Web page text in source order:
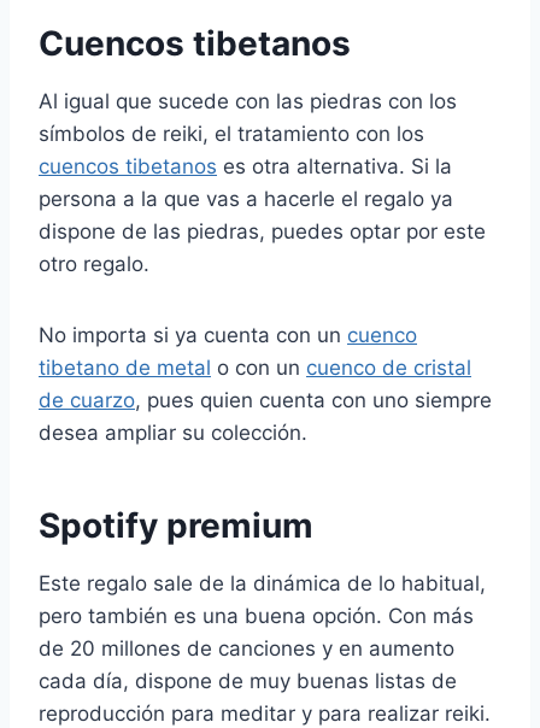
Cuencos tibetanos
Al igual que sucede con las piedras con los
símbolos de reiki, el tratamiento con los
cuencos tibetanos es otra alternativa. Si la
persona a la que vas a hacerle el regalo ya
dispone de las piedras, puedes optar por este
otro regalo.
No importa si ya cuenta con un cuenco
tibetano de metal o con un cuenco de cristal
de cuarzo, pues quien cuenta con uno siempre
desea ampliar su colección.
Spotify premium
Este regalo sale de la dinámica de lo habitual,
pero también es una buena opción. Con más
de 20 millones de canciones y en aumento
cada día, dispone de muy buenas listas de
reproducción para meditar y para realizar reiki.